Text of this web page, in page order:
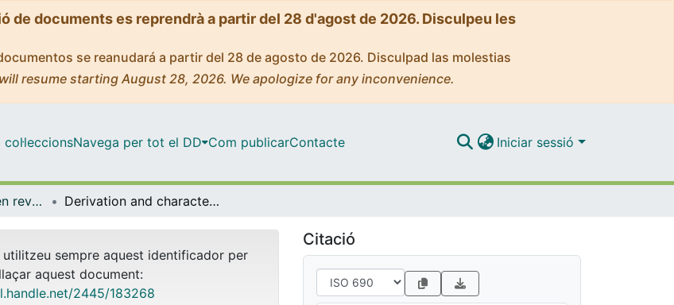
de documents es reprendrà a partir del 28 d'agost de 2026. Disculpeu les
se reanudará a partir del 28 de agosto de 2026. Disculpad las molestias
resume starting August 28, 2026. We apologize for any inconvenience.
Navega per tot el DD Com publicarContacte Iniciar sessió
Articles publicats en revistes (Medicina) Derivation and characterisation of endothelial cells from patients with chronic thromboembolic pulmonary hypertension
utilitzeu sempre aquest identificador per
aquest document:
2445/183268
Citació